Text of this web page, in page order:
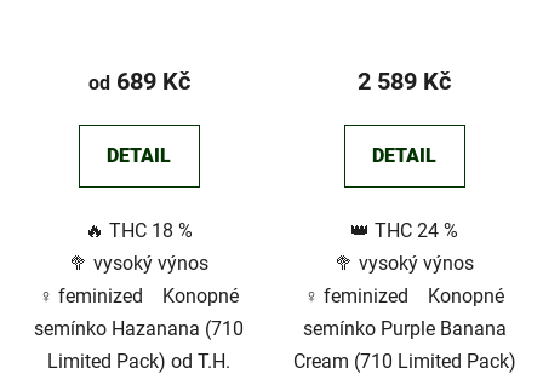
od689 Kč
DETAIL
🔥 THC 18 %
🥦 vysoký výnos
♀️ feminized Konopné
semínko Hazanana (710
Limited Pack) od T.H.
2 589 Kč
DETAIL
👑 THC 24 %
🥦 vysoký výnos
♀️ feminized Konopné
semínko Purple Banana
Cream (710 Limited Pack)